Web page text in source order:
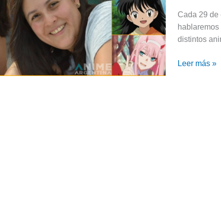
Cada 29
distintos
una
actriz
con
talento
Leer más »